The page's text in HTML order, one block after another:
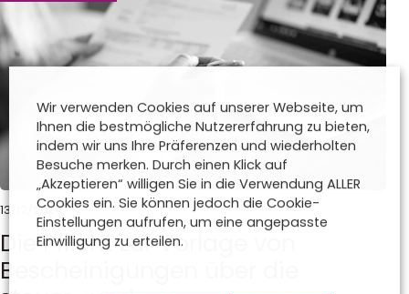
13/12/2024
Die Pflicht zur Vorlage von
Bescheinigungen über die
Wir verwenden Cookies auf unserer Webseite, um
Ihnen die bestmögliche Nutzererfahrung zu bieten,
indem wir uns Ihre Präferenzen und wiederholten
Besuche merken. Durch einen Klick auf
„Akzeptieren“ willigen Sie in die Verwendung ALLER
Cookies ein. Sie können jedoch die Cookie-
Einstellungen aufrufen, um eine angepasste
Einwilligung zu erteilen.